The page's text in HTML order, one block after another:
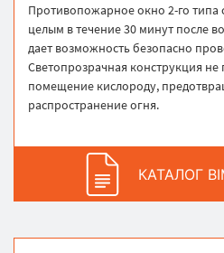
Противопожарное окно 2-го типа
целым в течение 30 минут после
дает возможность безопасно
Светопрозрачная конструкция не
помещение кислороду,
распространение огня.
КАТАЛОГ